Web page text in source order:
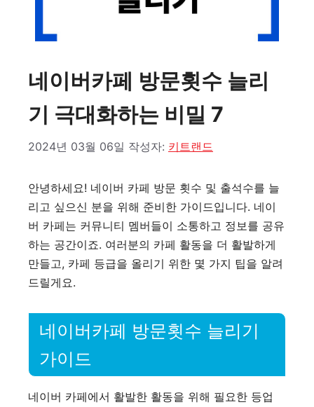
네이버카페 방문횟수 늘리
기 극대화하는 비밀 7
2024년 03월 06일 작성자: 키트랜드
안녕하세요! 네이버 카페 방문 횟수 및 출석수를 늘
리고 싶으신 분을 위해 준비한 가이드입니다. 네이
버 카페는 커뮤니티 멤버들이 소통하고 정보를 공유
하는 공간이죠. 여러분의 카페 활동을 더 활발하게
만들고, 카페 등급을 올리기 위한 몇 가지 팁을 알려
드릴게요.
네이버카페 방문횟수 늘리기
가이드
네이버 카페에서 활발한 활동을 위해 필요한 등업